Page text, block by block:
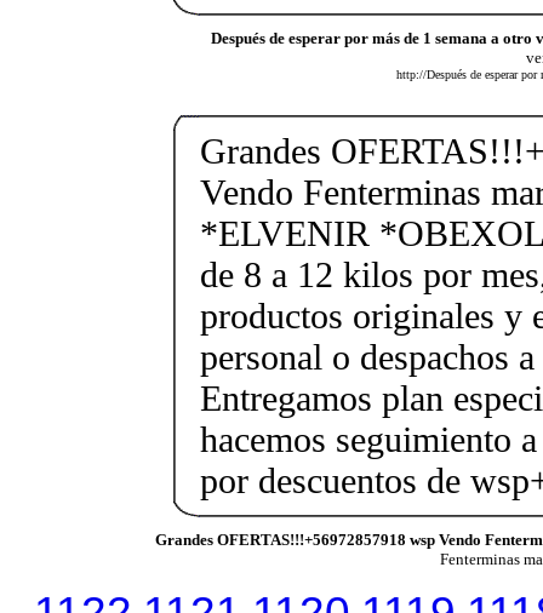
Después de esperar por más de 1 semana a otro
http://Después de esperar por
Grandes
Vendo Fenterminas
*ELVENIR
de 8 a 12 kilos por
productos originales y
personal o despachos
Entregamos plan
hacemos seguimiento
por descuentos de
Grandes OFERTAS!!!+56972857918 wsp Vendo
Fenterminas